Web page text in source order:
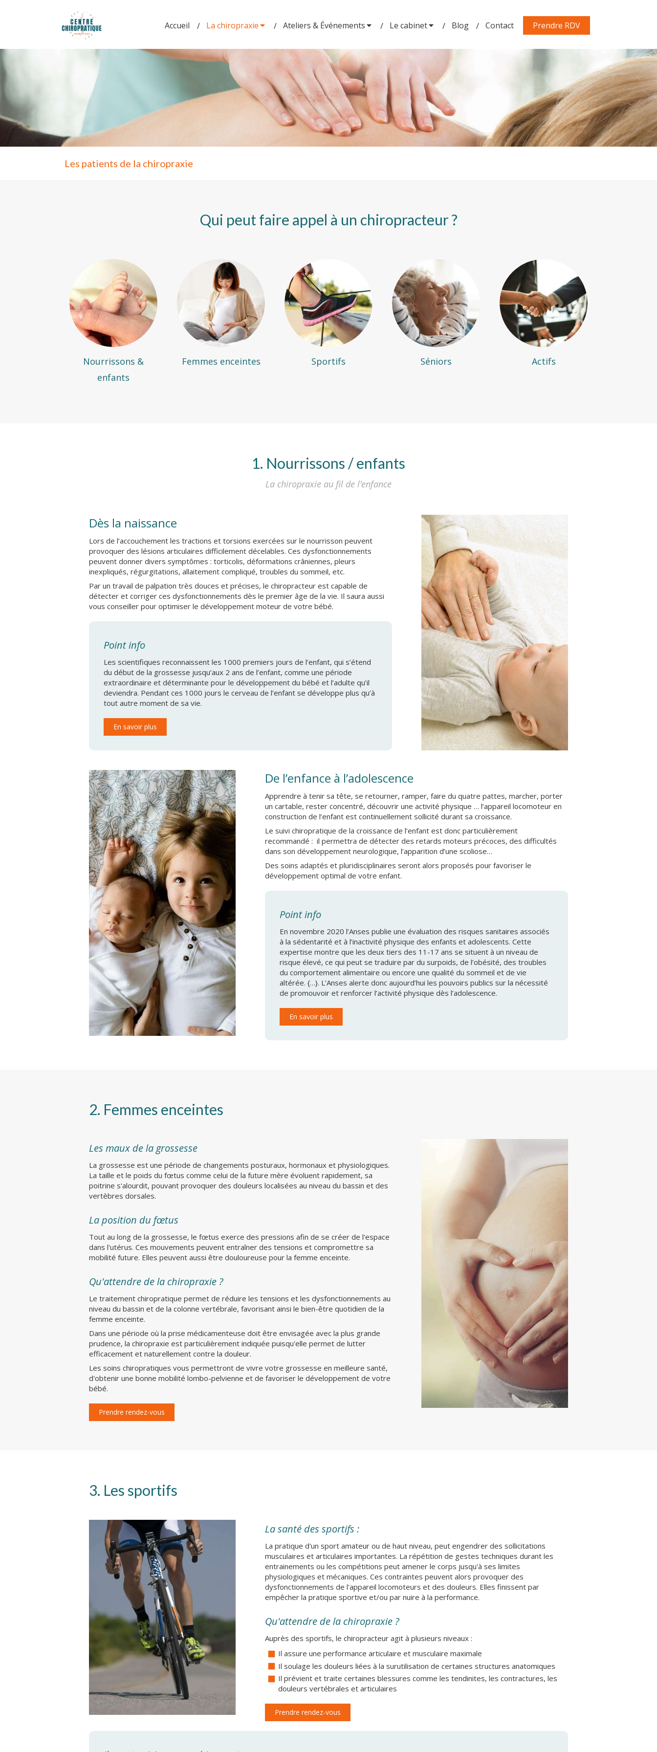
Accueil La chiropraxie Ateliers & Événements Le cabinet Blog Contact Prendre RDV
Les patients de la chiropraxie
Qui peut faire appel à un chiropracteur ?
Nourrissons &
enfants
Femmes enceintes Sportifs Séniors Actifs
1. Nourrissons / enfants
La chiropraxie au fil de l’enfance
Dès la naissance
Lors de l’accouchement les tractions et torsions exercées sur le nourrisson peuvent
provoquer des lésions articulaires difficilement décelables. Ces dysfonctionnements
peuvent donner divers symptômes : torticolis, déformations crâniennes, pleurs
inexpliqués, régurgitations, allaitement compliqué, troubles du sommeil, etc.
Par un travail de palpation très douces et précises, le chiropracteur est capable de
détecter et corriger ces dysfonctionnements dès le premier âge de la vie. Il saura aussi
vous conseiller pour optimiser le développement moteur de votre bébé.
Point info
Les scientifiques reconnaissent les 1000 premiers jours de l’enfant, qui s’étend
du début de la grossesse jusqu’aux 2 ans de l’enfant, comme une période
extraordinaire et déterminante pour le développement du bébé et l’adulte qu’il
deviendra. Pendant ces 1000 jours le cerveau de l’enfant se développe plus qu’à
tout autre moment de sa vie.
En savoir plus
De l’enfance à l’adolescence
Apprendre à tenir sa tête, se retourner, ramper, faire du quatre pattes, marcher, porter
un cartable, rester concentré, découvrir une activité physique … l’appareil locomoteur en
construction de l’enfant est continuellement sollicité durant sa croissance.
Le suivi chiropratique de la croissance de l’enfant est donc particulièrement
recommandé : il permettra de détecter des retards moteurs précoces, des difficultés
dans son développement neurologique, l’apparition d’une scoliose…
Des soins adaptés et pluridisciplinaires seront alors proposés pour favoriser le
développement optimal de votre enfant.
Point info
En novembre 2020 l’Anses publie une évaluation des risques sanitaires associés
à la sédentarité et à l’inactivité physique des enfants et adolescents. Cette
expertise montre que les deux tiers des 11-17 ans se situent à un niveau de
risque élevé, ce qui peut se traduire par du surpoids, de l’obésité, des troubles
du comportement alimentaire ou encore une qualité du sommeil et de vie
altérée. {…}. L’Anses alerte donc aujourd’hui les pouvoirs publics sur la nécessité
de promouvoir et renforcer l’activité physique dès l’adolescence.
En savoir plus
2. Femmes enceintes
Les maux de la grossesse
La grossesse est une période de changements posturaux, hormonaux et physiologiques.
La taille et le poids du fœtus comme celui de la future mère évoluent rapidement, sa
poitrine s'alourdit, pouvant provoquer des douleurs localisées au niveau du bassin et des
vertèbres dorsales.
La position du fœtus
Tout au long de la grossesse, le fœtus exerce des pressions afin de se créer de l'espace
dans l'utérus. Ces mouvements peuvent entraîner des tensions et compromettre sa
mobilité future. Elles peuvent aussi être douloureuse pour la femme enceinte.
Qu'attendre de la chiropraxie ?
Le traitement chiropratique permet de réduire les tensions et les dysfonctionnements au
niveau du bassin et de la colonne vertébrale, favorisant ainsi le bien-être quotidien de la
femme enceinte.
Dans une période où la prise médicamenteuse doit être envisagée avec la plus grande
prudence, la chiropraxie est particulièrement indiquée puisqu'elle permet de lutter
efficacement et naturellement contre la douleur.
Les soins chiropratiques vous permettront de vivre votre grossesse en meilleure santé,
d'obtenir une bonne mobilité lombo-pelvienne et de favoriser le développement de votre
bébé.
Prendre rendez-vous
3. Les sportifs
La santé des sportifs :
La pratique d'un sport amateur ou de haut niveau, peut engendrer des sollicitations
musculaires et articulaires importantes. La répétition de gestes techniques durant les
entrainements ou les compétitions peut amener le corps jusqu'à ses limites
physiologiques et mécaniques. Ces contraintes peuvent alors provoquer des
dysfonctionnements de l'appareil locomoteurs et des douleurs. Elles finissent par
empêcher la pratique sportive et/ou par nuire à la performance.
Qu'attendre de la chiropraxie ?
Auprès des sportifs, le chiropracteur agit à plusieurs niveaux :
Il assure une performance articulaire et musculaire maximale
Il soulage les douleurs liées à la surutilisation de certaines structures anatomiques
Il prévient et traite certaines blessures comme les tendinites, les contractures, les
douleurs vertébrales et articulaires
Prendre rendez-vous